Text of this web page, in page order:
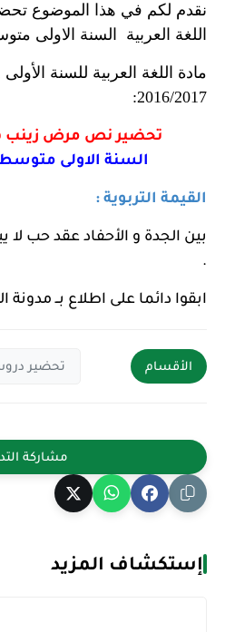
نقدم لكم في هذا الموضوع
اللغة العربية السنة الاولى
2016/2017:
تحضير نص مرض زينب
السنة الاولى متوسط
القيمة التربوية :
بين الجدة و الأحفاد عقد حب لا
.
ابقوا دائما على اطلاع بــ مدونة
الأقسام تحضير دروس
إستكشاف المزيد